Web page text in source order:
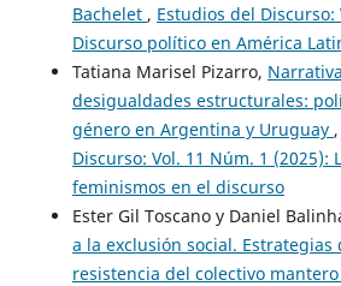
Bachelet , Estudios del Discurso:
Discurso político en América
Tatiana Marisel Pizarro,
desigualdades estructurales:
género en Argentina y Uruguay ,
Discurso: Vol. 11 Núm. 1 (2025):
feminismos en el discurso
Ester Gil Toscano y Daniel
a la exclusión social. Estrategias
resistencia del colectivo